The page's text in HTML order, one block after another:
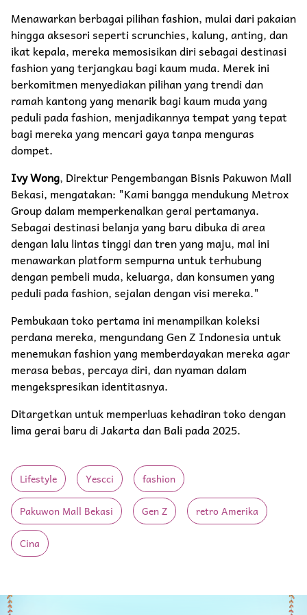
Menawarkan berbagai pilihan fashion, mulai dari pakaian
hingga aksesori seperti scrunchies, kalung, anting, dan
ikat kepala, mereka memosisikan diri sebagai destinasi
fashion yang terjangkau bagi kaum muda. Merek ini
berkomitmen menyediakan pilihan yang trendi dan
ramah kantong yang menarik bagi kaum muda yang
peduli pada fashion, menjadikannya tempat yang tepat
bagi mereka yang mencari gaya tanpa menguras
dompet.
Ivy Wong, Direktur Pengembangan Bisnis Pakuwon Mall
Bekasi, mengatakan: "Kami bangga mendukung Metrox
Group dalam memperkenalkan gerai pertamanya.
Sebagai destinasi belanja yang baru dibuka di area
dengan lalu lintas tinggi dan tren yang maju, mal ini
menawarkan platform sempurna untuk terhubung
dengan pembeli muda, keluarga, dan konsumen yang
peduli pada fashion, sejalan dengan visi mereka."
Pembukaan toko pertama ini menampilkan koleksi
perdana mereka, mengundang Gen Z Indonesia untuk
menemukan fashion yang memberdayakan mereka agar
merasa bebas, percaya diri, dan nyaman dalam
mengekspresikan identitasnya.
Ditargetkan untuk memperluas kehadiran toko dengan
lima gerai baru di Jakarta dan Bali pada 2025.
Lifestyle Yescci fashion
Pakuwon Mall Bekasi Gen Z retro Amerika
Cina